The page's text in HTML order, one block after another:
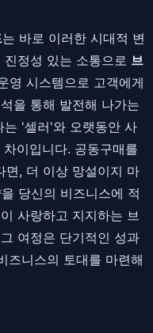
는 바로 이러한 시대적 변
정성 있는 소통으로 브
영 시스템으로 고객에게
을 통해 발전해 나가는
는 '셀러'와 오랫동안 사
이입니다. 공동구매를
면, 더 이상 망설이지 마
당신의 비즈니스에 적
사랑하고 지지하는 브
여정은 단기적인 성과
즈니스의 토대를 마련해